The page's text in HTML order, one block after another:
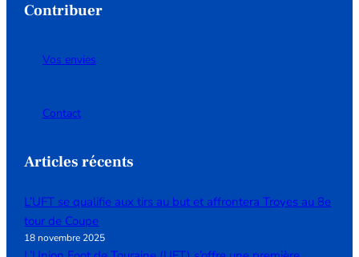
Contribuer
Vos envies
Contact
Articles récents
L’UFT se qualifie aux tirs au but et affrontera Troyes au 8e
tour de Coupe
18 novembre 2025